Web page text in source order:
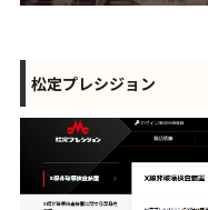
松定プレシジョン